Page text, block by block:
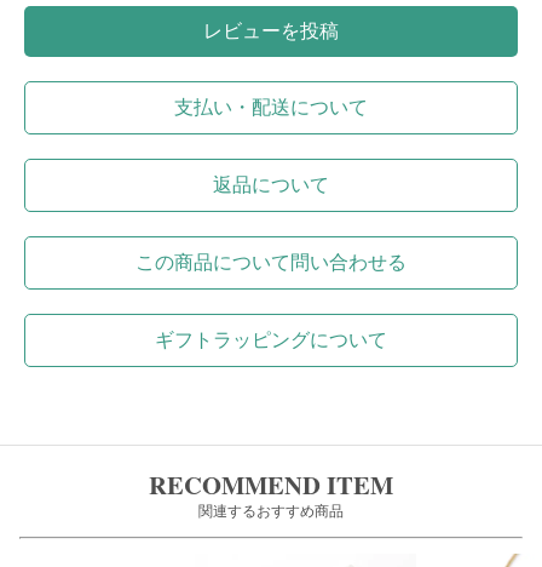
レビューを投稿
支払い・配送について
返品について
この商品について問い合わせる
ギフトラッピングについて
RECOMMEND ITEM
関連するおすすめ商品